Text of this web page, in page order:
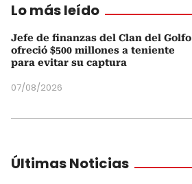
Lo más leído
Jefe de finanzas del Clan del Golfo
ofreció $500 millones a teniente
para evitar su captura
07/08/2026
Últimas Noticias